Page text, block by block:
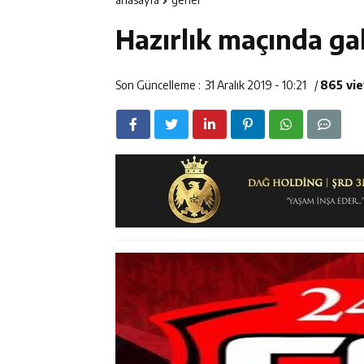
Mercan’da
11:34 Vali Aydoğdu,
14:26 Geleceğin
11:43 Erzincan İl
Hazırlık maçında
Son Güncelleme : 31 Aralık 2019 - 10:21 /865